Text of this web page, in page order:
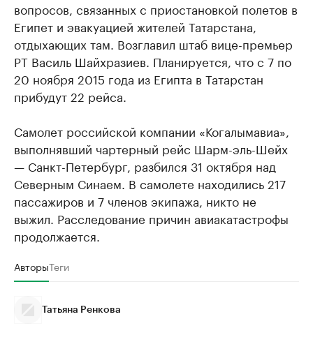
вопросов, связанных с приостановкой полетов в
Египет и эвакуацией жителей Татарстана,
отдыхающих там. Возглавил штаб вице-премьер
РТ Василь Шайхразиев. Планируется, что с 7 по
20 ноября 2015 года из Египта в Татарстан
прибудут 22 рейса.
Самолет российской компании «Когалымавиа»,
выполнявший чартерный рейс Шарм-эль-Шейх
— Санкт-Петербург, разбился 31 октября над
Северным Синаем. В самолете находились 217
пассажиров и 7 членов экипажа, никто не
выжил. Расследование причин авиакатастрофы
продолжается.
АвторыТеги
Татьяна Ренкова